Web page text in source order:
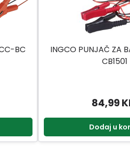
BC
INGCO PUNJAČ ZA
CB1501
84,99
Dodaj u